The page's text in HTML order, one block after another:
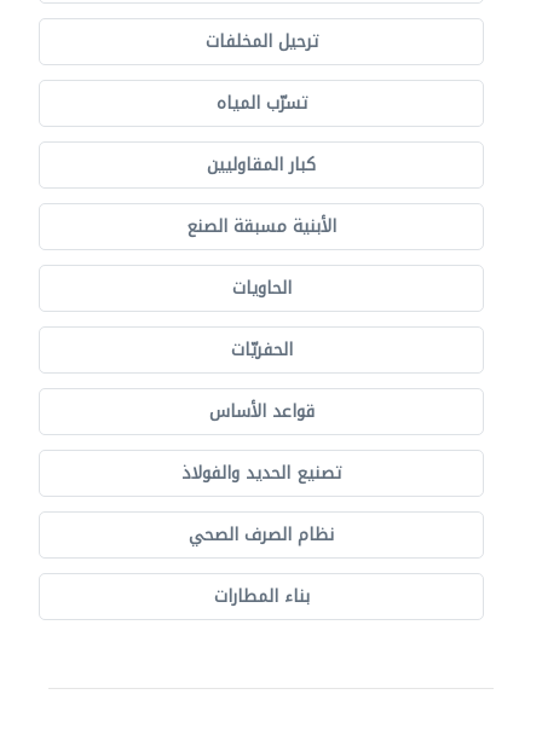
ترحيل المخلفات
تسرّب المياه
كبار المقاوليين
الأبنية مسبقة الصنع
الحاويات
الحفريّات
قواعد الأساس
تصنيع الحديد والفولاذ
نظام الصرف الصحي
بناء المطارات